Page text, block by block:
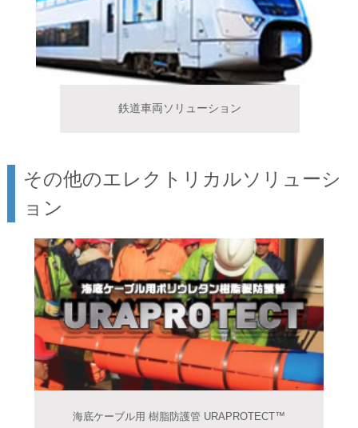
鉄道車両ソリューション
その他のエレクトリカルソリューシ
ョン
海底ケーブル用 樹脂防護管 URAPROTECT™️